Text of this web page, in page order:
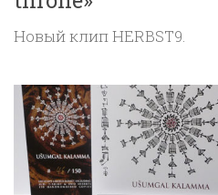
Новый клип HERBST9.